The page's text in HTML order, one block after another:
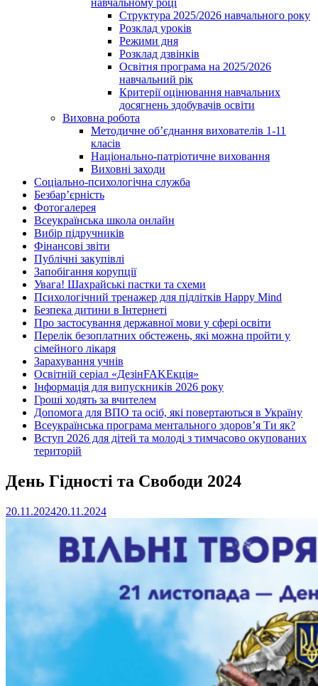
навчальному році
Структура 2025/2026 навчального року
Розклад уроків
Режими дня
Розклад дзвінків
Освітня програма на 2025/2026
навчальний рік
Критерії оцінювання навчальних
досягнень здобувачів освіти
Виховна робота
Методичне об’єднання вихователів 1-11
класів
Національно-патріотичне виховання
Виховні заходи
Соціально-психологічна служба
Безбар’єрність
Фотогалерея
Всеукраїнська школа онлайн
Вибір підручників
Фінансові звіти
Публічні закупівлі
Запобігання корупції
Увага! Шахрайські пастки та схеми
Психологічний тренажер для підлітків Happy Mind
Безпека дитини в Інтернеті
Про застосування державної мови у сфері освіти
Перелік безоплатних обстежень, які можна пройти у
сімейного лікаря
Зарахування учнів
Освітній серіал «ДезінFAKEкція»
Інформація для випускників 2026 року
Гроші ходять за вчителем
Допомога для ВПО та осіб, які повертаються в Україну
Всеукраїнська програма ментального здоров’я Ти як?
Вступ 2026 для дітей та молоді з тимчасово окупованих
територій
День Гідності та Свободи 2024
20.11.202420.11.2024